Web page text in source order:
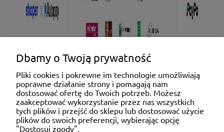
Pomoc
Moje konto
Dbamy o Twoją prywatność
Pliki cookies i pokrewne im technologie umożliwiają
poprawne działanie strony i pomagają nam
dostosować ofertę do Twoich potrzeb. Możesz
zaakceptować wykorzystanie przez nas wszystkich
tych plików i przejść do sklepu lub dostosować użycie
plików do swoich preferencji, wybierając opcję
"Dostosuj zgody".